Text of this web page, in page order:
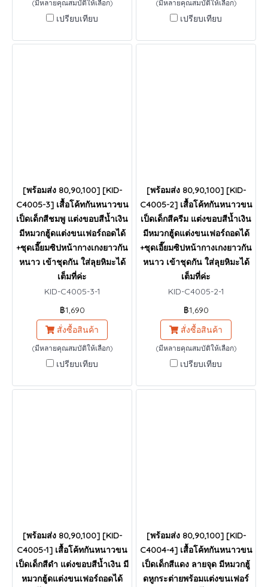
(มีหลายคุณสมบัติให้เลือก)
เปรียบเทียบ
(มีหลายคุณสมบัติให้เลือก)
เปรียบเทียบ
[พร้อมส่ง 80,90,100] [KID-
C4005-3] เสื้อโค้ทกันหนาวขน
เป็ดเด็กสีชมพู แต่งขอบสีน้ำเงิน
มีหมวกฮู้ดแต่งขนเฟอร์ถอดได้
+ชุดเอี๊ยมซิปหน้ากางเกงยาวกัน
หนาว เข้าชุดกัน ใส่ลุยหิมะได้
เต็มที่ค่ะ
KID-C4005-3-1
฿1,690
สั่งซื้อสินค้า
(มีหลายคุณสมบัติให้เลือก)
เปรียบเทียบ
[พร้อมส่ง 80,90,100] [KID-
C4005-2] เสื้อโค้ทกันหนาวขน
เป็ดเด็กสีครีม แต่งขอบสีน้ำเงิน
มีหมวกฮู้ดแต่งขนเฟอร์ถอดได้
+ชุดเอี๊ยมซิปหน้ากางเกงยาวกัน
หนาว เข้าชุดกัน ใส่ลุยหิมะได้
เต็มที่ค่ะ
KID-C4005-2-1
฿1,690
สั่งซื้อสินค้า
(มีหลายคุณสมบัติให้เลือก)
เปรียบเทียบ
[พร้อมส่ง 80,90,100] [KID-
C4005-1] เสื้อโค้ทกันหนาวขน
เป็ดเด็กสีดำ แต่งขอบสีน้ำเงิน มี
หมวกฮู้ดแต่งขนเฟอร์ถอดได้
[พร้อมส่ง 80,90,100] [KID-
C4004-4] เสื้อโค้ทกันหนาวขน
เป็ดเด็กสีแดง ลายจุด มีหมวกฮู้
ดหูกระต่ายพร้อมแต่งขนเฟอร์